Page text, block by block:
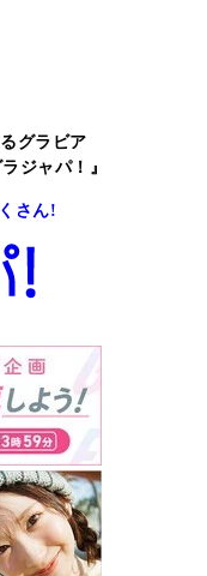
グラビア
ジャパ！』
さん!